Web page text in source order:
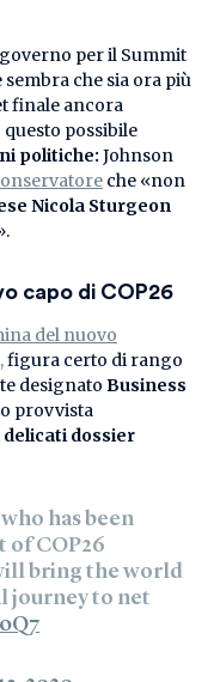
per il Summit
sembra che sia ora più
finale ancora
possibile
politiche: Johnson
che «non
Nicola Sturgeon
capo di COP26
del nuovo
figura certo di rango
designato Business
provvista
delicati dossier
who has been
of COP26
bring the world
journey to net